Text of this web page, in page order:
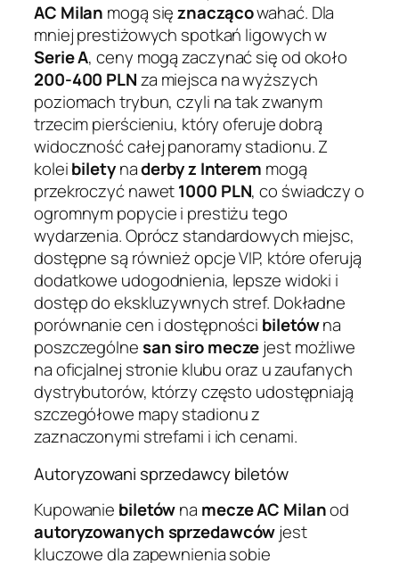
AC Milan mogą sięznaczącowahać. Dla
mniej prestiżowych spotkań ligowych w
Serie A, ceny mogą zaczynać się od około
200-400 PLNza miejsca na wyższych
poziomach trybun, czyli na tak zwanym
trzecim pierścieniu, który oferuje dobrą
widoczność całej panoramy stadionu. Z
koleibiletynaderby z Interem mogą
przekroczyć nawet1000 PLN, co świadczy o
ogromnym popycie i prestiżu tego
wydarzenia. Oprócz standardowych miejsc,
dostępne są również opcje VIP, które oferują
dodatkowe udogodnienia, lepsze widoki i
dostęp do ekskluzywnych stref. Dokładne
porównanie cen i dostępności biletówna
poszczególnesan siro meczejest możliwe
na oficjalnej stronie klubu oraz u zaufanych
dystrybutorów, którzy często udostępniają
szczegółowe mapy stadionu z
zaznaczonymi strefami i ich cenami.
Autoryzowani sprzedawcy biletów
Kupowanie biletówna meczeAC Milanod
autoryzowanych sprzedawcówjest
kluczowe dla zapewnienia sobie